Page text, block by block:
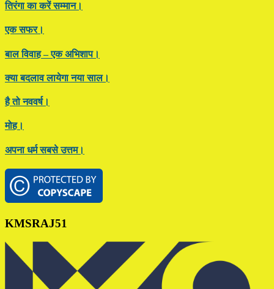
तिरंगा का करें सम्मान।
एक सफर।
बाल विवाह – एक अभिशाप।
क्या बदलाव लायेगा नया साल।
है तो नववर्ष।
मोह।
अपना धर्म सबसे उत्तम।
Footer
KMSRAJ51